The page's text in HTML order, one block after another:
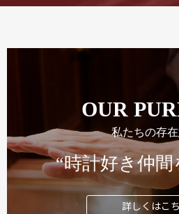
OUR
私たちの存
“時計好き仲
詳しくはこ